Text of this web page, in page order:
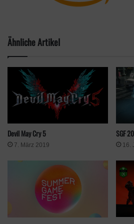
Übersicht mit allen Terminen.
Quelle Offizielle Webseite Xbox Wire
Schlagwörter Bethesda Softworks Geoff
Summer Game Fest Summer Game Fest 2022
Ähnliche Artikel
Devil May Cry 5
7. März 2019
SGF
16.